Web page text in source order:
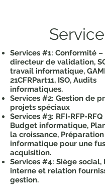
Services #1: Conformité –
directeur de validation,
travail informatique,
21CFRPart11, ISO, Audits
informatiques.
Services #2: Gestion de
projets spéciaux
Services #3: RFI-RFP-
Budget informatique,
la croissance,
informatique pour une
acquisition.
Services #4: Siège social,
interne et relation
gestion.